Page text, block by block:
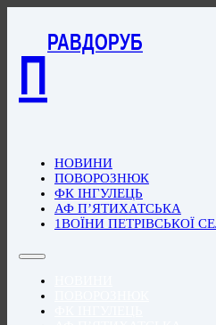
П
РАВДОРУБ
НОВИНИ
ПОВОРОЗНЮК
ФК ІНГУЛЕЦЬ
АФ П’ЯТИХАТСЬКА
1ВОЇНИ ПЕТРІВСЬКОЇ